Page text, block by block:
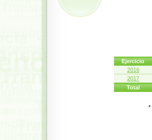
Ejercicio
2016
2017
Total
*